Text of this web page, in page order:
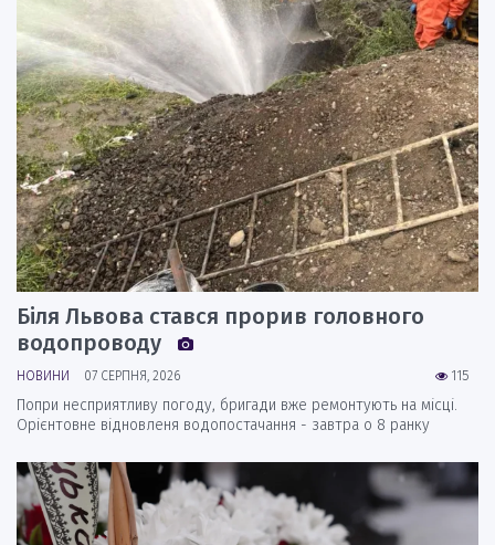
Біля Львова стався прорив головного
водопроводу
115
НОВИНИ 07 СЕРПНЯ, 2026
Попри несприятливу погоду, бригади вже ремонтують на місці.
Орієнтовне відновленя водопостачання - завтра о 8 ранку